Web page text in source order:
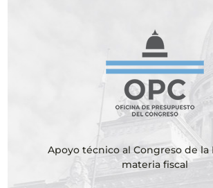
Apoyo técnico al Congreso de la
materia fiscal